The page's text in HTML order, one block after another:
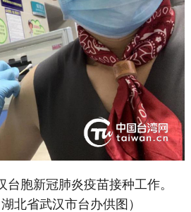
胞新冠肺炎疫苗接种工作。
北省武汉市台办供图）